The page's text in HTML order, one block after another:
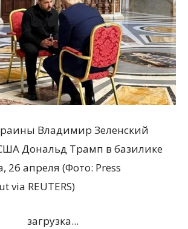
Владимир Зеленский
Дональд Трамп в базилике
26 апреля (Фото: Press
via REUTERS)
загрузка...